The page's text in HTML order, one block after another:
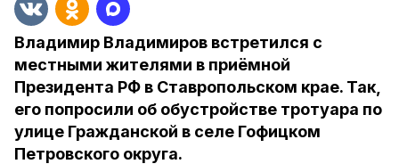
Владимир Владимиров встретился с
местными жителями в приёмной
Президента РФ в Ставропольском крае. Так,
его попросили об обустройстве тротуара по
улице Гражданской в селе Гофицком
Петровского округа.